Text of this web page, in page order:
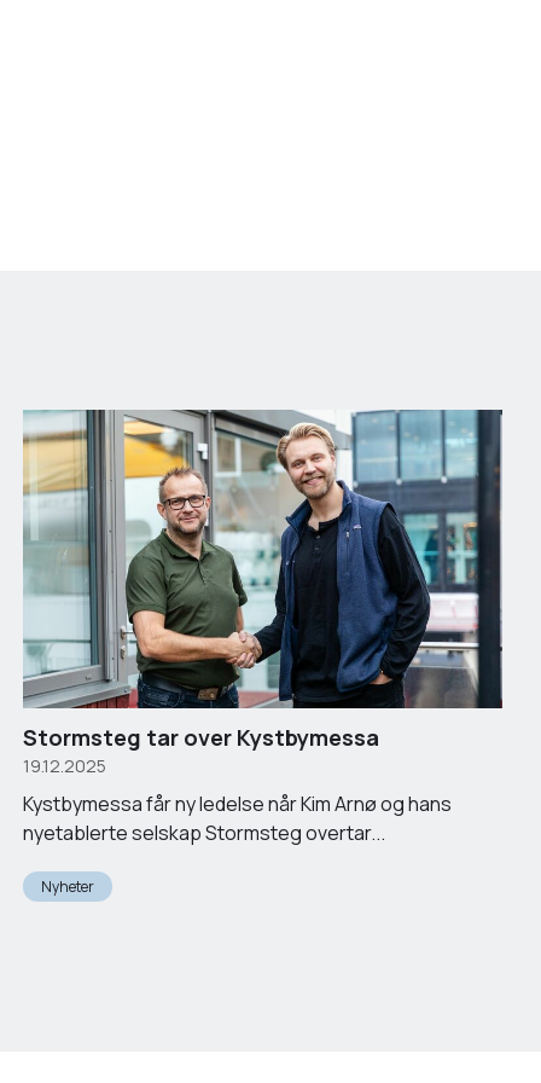
Stormsteg tar over Kystbymessa
19.12.2025
Kystbymessa får ny ledelse når Kim Arnø og hans
nyetablerte selskap Stormsteg overtar...
Nyheter